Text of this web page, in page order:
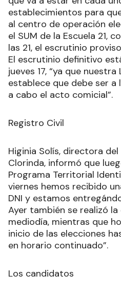
establecimientos para
al centro de operación
el SUM de la Escuela 21,
las 21, el escrutinio
El escrutinio definitivo
jueves 17, “ya que
establece que debe ser a
a cabo el acto comicial”.
Registro Civil
Higinia Solís, directora
Clorinda, informó que
Programa Territorial
viernes hemos recibido
DNI y estamos
Ayer también se realizó
mediodía, mientras que
inicio de las elecciones
en horario continuado”.
Los candidatos